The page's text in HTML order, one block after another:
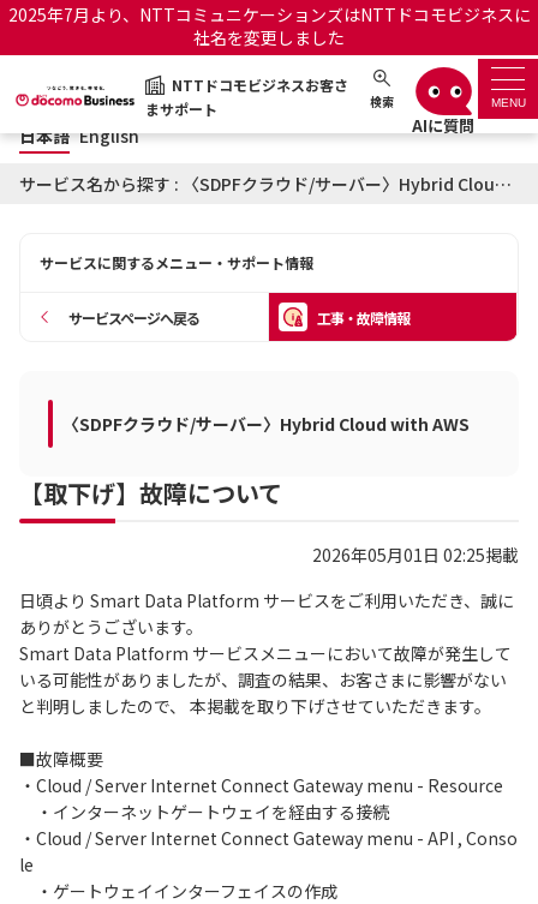
2025年7月より、NTTコミュニケーションズはNTTドコモビジネスに
社名を変更しました
NTTドコモビジネスお客さ
まサポート
検索 MENU
NTTドコモビジネスお客さまサポート 日本語 English
サポートトップ
OCNのお客さまはこちら
工事・故障情報通知サー
ビス
オフィシャルサイト
日本語 English
サービス名から探す : 〈SDPFクラウド/サーバー〉Hybrid Cloud with AWSに関する工事・故障情報
サービスに関するメニュー・サポート情報
サービスページへ戻る 工事・故障情報
〈SDPFクラウド/サーバー〉Hybrid Cloud with AWS
【取下げ】故障について
2026年05月01日 02:25掲載
日頃より Smart Data Platform サービスをご利用いただき、誠に
ありがとうございます。
Smart Data Platform サービスメニューにおいて故障が発生して
いる可能性がありましたが、調査の結果、お客さまに影響がない
と判明しましたので、 本掲載を取り下げさせていただきます。
■故障概要
・Cloud / Server Internet Connect Gateway menu - Resource
・インターネットゲートウェイを経由する接続
・Cloud / Server Internet Connect Gateway menu - API , Conso
le
・ゲートウェイインターフェイスの作成